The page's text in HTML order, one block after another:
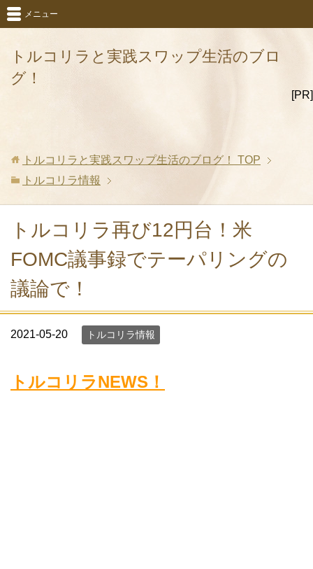
トルコリラと実践スワップ生活のブロ
グ！
[PR]
メニュー
トルコリラと実践スワップ生活のブログ！
TOP
トルコリラ情報
トルコリラ再び12円台！米
FOMC議事録でテーパリングの
議論で！
2021-05-20 トルコリラ情報
トルコリラNEWS！